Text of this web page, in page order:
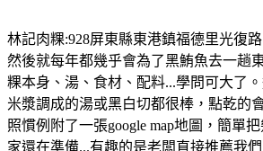
林記肉粿:928屏東縣東港鎮福德里光復
然後就每年都幾乎會為了黑鮪魚去一趟
粿本身、湯、食材、配料...學問可大了
米漿調成的湯或黑白切都很棒，點乾的
照慣例附了一張google map地圖，簡單
家還在準備...有趣的是老闆直接推薦我